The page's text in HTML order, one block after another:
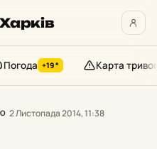
Погода +19° Карта тривог
2 Листопада 2014, 11:38